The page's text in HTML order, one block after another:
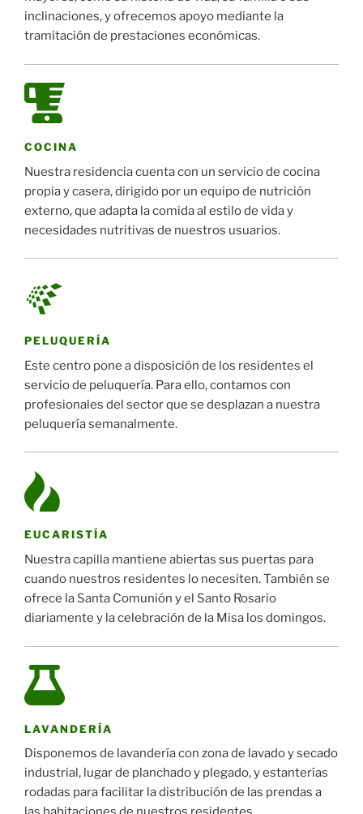
inclinaciones, y ofrecemos apoyo mediante la
tramitación de prestaciones económicas.
COCINA
Nuestra residencia cuenta con un servicio de cocina
propia y casera, dirigido por un equipo de nutrición
externo, que adapta la comida al estilo de vida y
necesidades nutritivas de nuestros usuarios.
PELUQUERÍA
Este centro pone a disposición de los residentes el
servicio de peluquería. Para ello, contamos con
profesionales del sector que se desplazan a nuestra
peluquería semanalmente.
EUCARISTÍA
Nuestra capilla mantiene abiertas sus puertas para
cuando nuestros residentes lo necesiten. También se
ofrece la Santa Comunión y el Santo Rosario
diariamente y la celebración de la Misa los domingos.
LAVANDERÍA
Disponemos de lavandería con zona de lavado y secado
industrial, lugar de planchado y plegado, y estanterías
rodadas para facilitar la distribución de las prendas a